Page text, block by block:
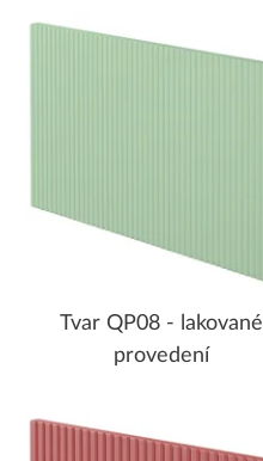
Tvar QP08 - lakované
provedení